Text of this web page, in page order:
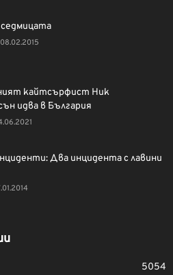
08.02.2015
кайтсърфист Ник
идва в България
Два инцидента с лавини
5054